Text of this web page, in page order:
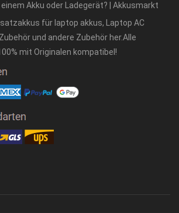
Akku oder Ladegerät? | Akkusmarkt
für laptop akkus, Laptop AC
und andere Zubehör her.Alle
mit Originalen kompatibel!